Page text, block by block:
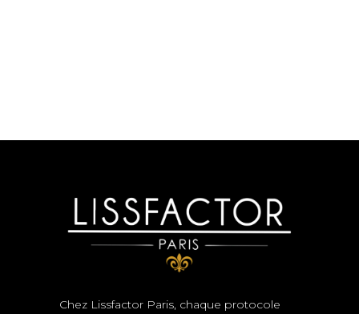
Chez Lissfactor Paris, chaque protocole